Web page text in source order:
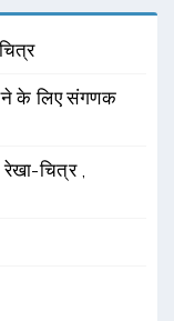
के लिए संगणक
चित्र ,